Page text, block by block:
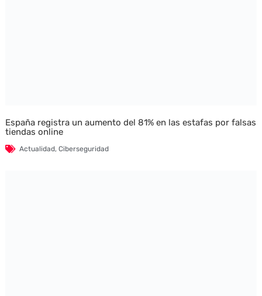
España registra un aumento del 81% en las estafas por falsas
tiendas online
Actualidad, Ciberseguridad